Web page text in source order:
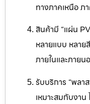
ทางภาคเหนือ ภ
สินค้ามี “แผ่น
หลายแบบ หลาย
ภายในและภายน
รับบริการ “พลา
เหมาะสมกับงาน